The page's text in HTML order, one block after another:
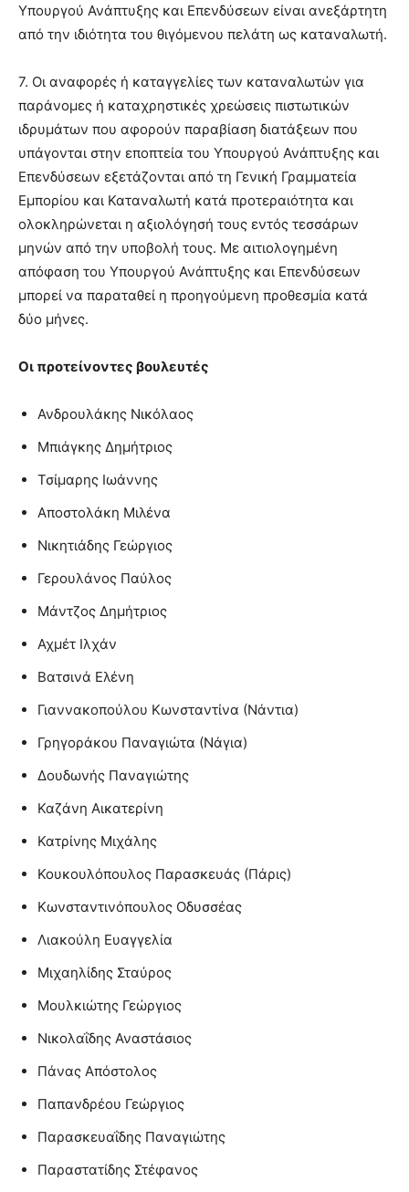
Υπουργού Ανάπτυξης και Επενδύσεων είναι ανεξάρτητη
από την ιδιότητα του θιγόμενου πελάτη ως καταναλωτή.
7. Οι αναφορές ή καταγγελίες των καταναλωτών για
παράνομες ή καταχρηστικές χρεώσεις πιστωτικών
ιδρυμάτων που αφορούν παραβίαση διατάξεων που
υπάγονται στην εποπτεία του Υπουργού Ανάπτυξης και
Επενδύσεων εξετάζονται από τη Γενική Γραμματεία
Εμπορίου και Καταναλωτή κατά προτεραιότητα και
ολοκληρώνεται η αξιολόγησή τους εντός τεσσάρων
μηνών από την υποβολή τους. Με αιτιολογημένη
απόφαση του Υπουργού Ανάπτυξης και Επενδύσεων
μπορεί να παραταθεί η προηγούμενη προθεσμία κατά
δύο μήνες.
Οι προτείνοντες βουλευτές
Ανδρουλάκης Νικόλαος
Μπιάγκης Δημήτριος
Τσίμαρης Ιωάννης
Αποστολάκη Μιλένα
Νικητιάδης Γεώργιος
Γερουλάνος Παύλος
Μάντζος Δημήτριος
Αχμέτ Ιλχάν
Βατσινά Ελένη
Γιαννακοπούλου Κωνσταντίνα (Νάντια)
Γρηγοράκου Παναγιώτα (Νάγια)
Δουδωνής Παναγιώτης
Καζάνη Αικατερίνη
Κατρίνης Μιχάλης
Κουκουλόπουλος Παρασκευάς (Πάρις)
Κωνσταντινόπουλος Οδυσσέας
Λιακούλη Ευαγγελία
Μιχαηλίδης Σταύρος
Μουλκιώτης Γεώργιος
Νικολαΐδης Αναστάσιος
Πάνας Απόστολος
Παπανδρέου Γεώργιος
Παρασκευαΐδης Παναγιώτης
Παραστατίδης Στέφανος